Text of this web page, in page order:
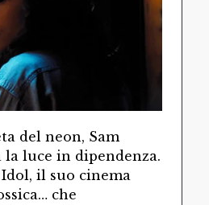
del neon, Sam
luce in dipendenza.
il suo cinema
che